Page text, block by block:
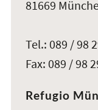
81669
Tel.: 089 / 98
Fax: 089 / 98
Refugio